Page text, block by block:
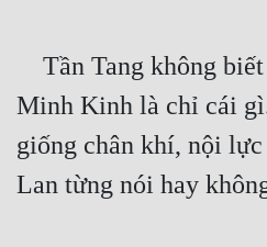
Truyện Convert
Truyện Dịch
Truyện Nhập Môn
Truyện ngắn
Minh Kinh là chỉ cái
giống chân khí, nội
Lan từng nói hay